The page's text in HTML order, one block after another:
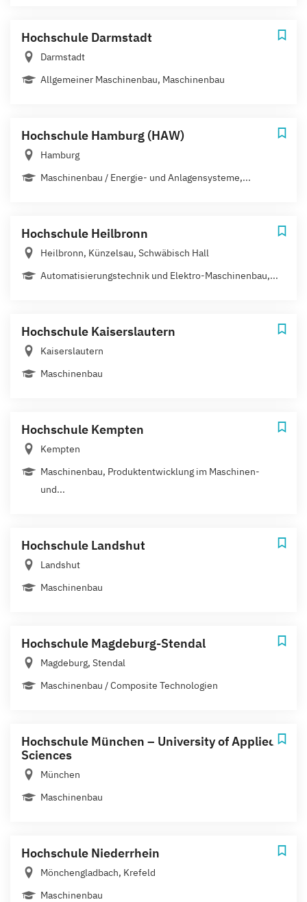
Hochschule Darmstadt
Darmstadt
Allgemeiner Maschinenbau, Maschinenbau
Hochschule Hamburg (HAW)
Hamburg
Maschinenbau / Energie- und Anlagensysteme,...
Hochschule Heilbronn
Heilbronn, Künzelsau, Schwäbisch Hall
Automatisierungstechnik und Elektro-Maschinenbau,...
Hochschule Kaiserslautern
Kaiserslautern
Maschinenbau
Hochschule Kempten
Kempten
Maschinenbau, Produktentwicklung im Maschinen-
und...
Hochschule Landshut
Landshut
Maschinenbau
Hochschule Magdeburg-Stendal
Magdeburg, Stendal
Maschinenbau / Composite Technologien
Hochschule München – University of Applied
Sciences
München
Maschinenbau
Hochschule Niederrhein
Mönchengladbach, Krefeld
Maschinenbau